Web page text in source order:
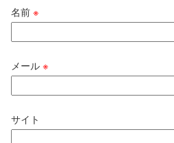
名前※
メール※
サイト